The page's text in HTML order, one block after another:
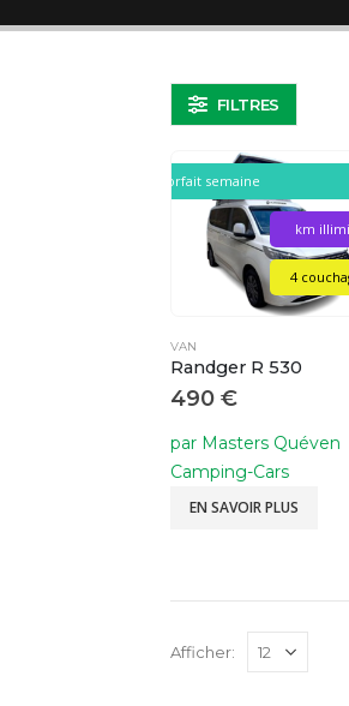
FILTRES
Forfait semaine
4
km
VAN
Randger R 530
490 €
par Masters Quéven
Camping-Cars
EN SAVOIR PLUS
Afficher: